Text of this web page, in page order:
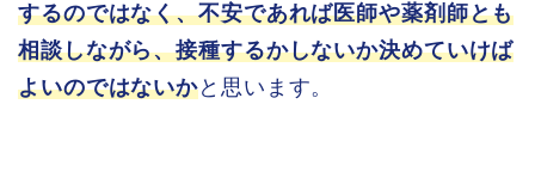
するのではなく、不安であれば医師や薬剤師とも
相談しながら、接種するかしないか決めていけば
よいのではないかと思います。